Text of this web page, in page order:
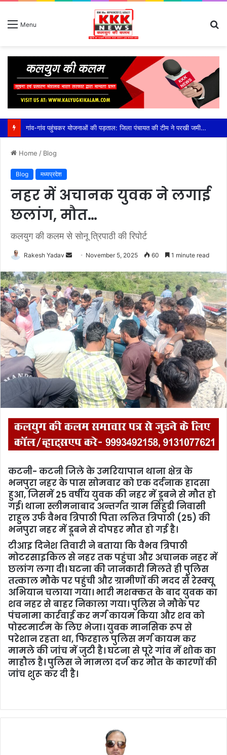
Menu
गांव-गांव पहुंचकर योजनाओं की पड़ताल: जिला पंचायत की टीम ने परखी जमीनी हकीकत, सीईओ कौर के निर्देश पर तेज हुआ निरीक्षण अभियान,प्लांटेशन, खेत तालाब, सामुदायिक भवन और प्रधानमंत्री आवास योजना का किया निरीक्षण, हितग्राहियों से सीधे संवाद कर दिए आवश्यक निर्देश
Home / Blog
Blog मध्यप्रदेश
नहर में अचानक युवक ने लगाई
छलांग, मौत…
कलयुग की कलम से सोनू त्रिपाठी की रिपोर्ट
Rakesh Yadav
n
d
a
n
e
m
a
i
l
November 5, 2025 60 1 minute read
कटनी- कटनी जिले के उमरियापान थाना क्षेत्र के
भनपुरा नहर के पास सोमवार को एक दर्दनाक हादसा
हुआ, जिसमें 25 वर्षीय युवक की नहर में डूबने से मौत हो
गई। थाना स्लीमनाबाद अन्तर्गत ग्राम सिहुडी निवासी
राहुल उर्फ वैभव त्रिपाठी पिता ललित त्रिपाठी (25) की
भनपुरा नहर में डूबने से दोपहर मौत हो गई है।
टीआइ दिनेश तिवारी ने बताया कि वैभव त्रिपाठी
मोटरसाइकिल से नहर तक पहुंचा और अचानक नहर में
छलांग लगा दी। घटना की जानकारी मिलते ही पुलिस
तत्काल मौके पर पहुंची और ग्रामीणों की मदद से रेस्क्यू
अभियान चलाया गया। भारी मशक्कत के बाद युवक का
शव नहर से बाहर निकाला गया। पुलिस ने मौके पर
पंचनामा कार्रवाई कर मर्ग कायम किया और शव को
पोस्टमार्टम के लिए भेजा। युवक मानसिक रूप से
परेशान रहता था, फिरहाल पुलिस मर्ग कायम कर
मामले की जांच में जुटी है। घटना से पूरे गांव में शोक का
माहौल है। पुलिस ने मामला दर्ज कर मौत के कारणों की
जांच शुरू कर दी है।